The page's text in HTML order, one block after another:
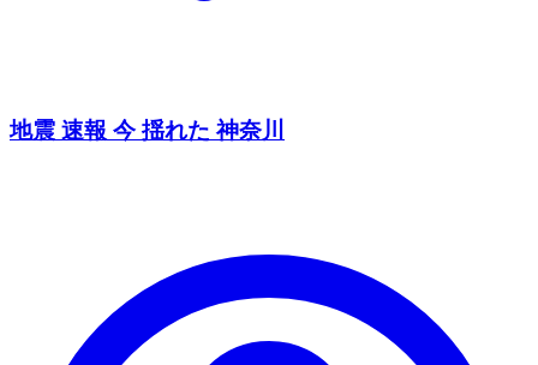
地震 速報 今 揺れた 神奈川